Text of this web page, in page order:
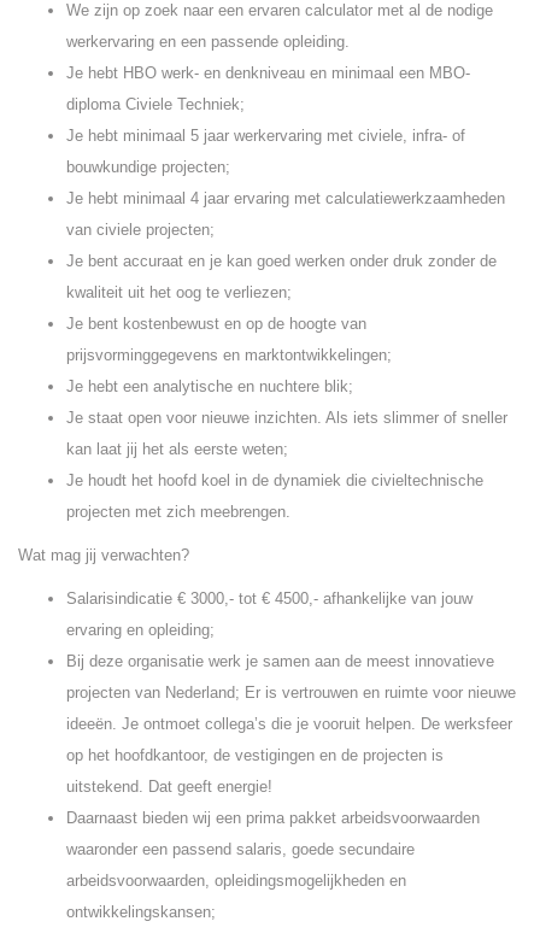
We zijn op zoek naar een ervaren calculator met al de nodige
werkervaring en een passende opleiding.
Je hebt HBO werk- en denkniveau en minimaal een MBO-
diploma Civiele Techniek;
Je hebt minimaal 5 jaar werkervaring met civiele, infra- of
bouwkundige projecten;
Je hebt minimaal 4 jaar ervaring met calculatiewerkzaamheden
van civiele projecten;
Je bent accuraat en je kan goed werken onder druk zonder de
kwaliteit uit het oog te verliezen;
Je bent kostenbewust en op de hoogte van
prijsvorminggegevens en marktontwikkelingen;
Je hebt een analytische en nuchtere blik;
Je staat open voor nieuwe inzichten. Als iets slimmer of sneller
kan laat jij het als eerste weten;
Je houdt het hoofd koel in de dynamiek die civieltechnische
projecten met zich meebrengen.
Wat mag jij verwachten?
Salarisindicatie € 3000,- tot € 4500,- afhankelijke van jouw
ervaring en opleiding;
Bij deze organisatie werk je samen aan de meest innovatieve
projecten van Nederland; Er is vertrouwen en ruimte voor nieuwe
ideeën. Je ontmoet collega’s die je vooruit helpen. De werksfeer
op het hoofdkantoor, de vestigingen en de projecten is
uitstekend. Dat geeft energie!
Daarnaast bieden wij een prima pakket arbeidsvoorwaarden
waaronder een passend salaris, goede secundaire
arbeidsvoorwaarden, opleidingsmogelijkheden en
ontwikkelingskansen;